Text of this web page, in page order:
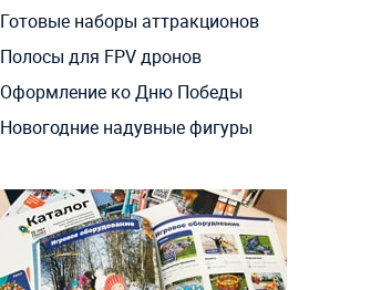
Готовые наборы аттракционов
Полосы для FPV дронов
Оформление ко Дню Победы
Новогодние надувные фигуры